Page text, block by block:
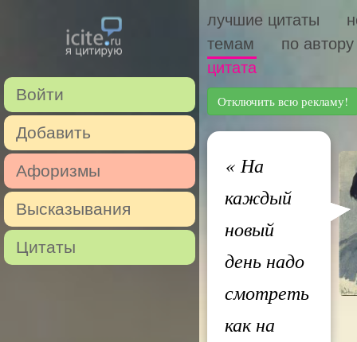
Войти
Добавить
Афоризмы
Высказывания
Цитаты
лучшие цитаты
темам
по автору
цитата
Отключить всю рекламу!
«На
каждый
новый
день надо
смотреть
как на